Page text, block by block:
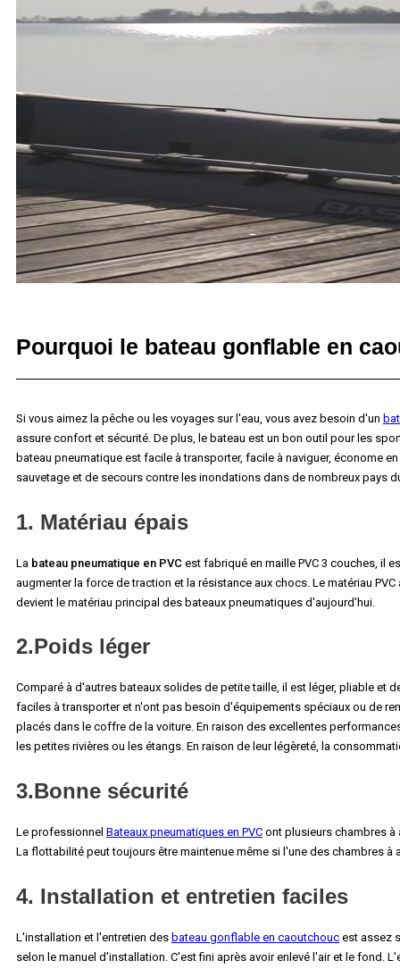
Pourquoi le bateau gonflable en
Si vous aimez la pêche ou les voyages sur l'eau, vous avez besoin d'un
assure confort et sécurité. De plus, le bateau est un bon outil pour les
bateau pneumatique est facile à transporter, facile à naviguer, économe
sauvetage et de secours contre les inondations dans de nombreux pays
1. Matériau épais
La bateau pneumatique en PVC est fabriqué en maille PVC 3 couches, il
augmenter la force de traction et la résistance aux chocs. Le matériau
devient le matériau principal des bateaux pneumatiques d'aujourd'hui.
2.Poids léger
Comparé à d'autres bateaux solides de petite taille, il est léger, pliable et
faciles à transporter et n'ont pas besoin d'équipements spéciaux ou de
placés dans le coffre de la voiture. En raison des excellentes
les petites rivières ou les étangs. En raison de leur légèreté, la
3.Bonne sécurité
Le professionnel Bateaux pneumatiques en PVC ont plusieurs chambres à
La flottabilité peut toujours être maintenue même si l'une des chambres
4. Installation et entretien faciles
L'installation et l'entretien des bateau gonflable en caoutchouc est assez
selon le manuel d'installation. C'est fini après avoir enlevé l'air et le fond.